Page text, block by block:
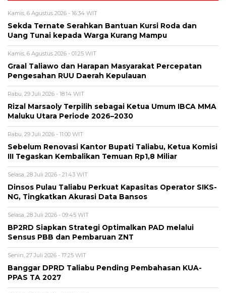
Kamis, 6 Agustus 2026 - 16:34 WIT
Sekda Ternate Serahkan Bantuan Kursi Roda dan
Uang Tunai kepada Warga Kurang Mampu
Kamis, 6 Agustus 2026 - 01:25 WIT
Graal Taliawo dan Harapan Masyarakat Percepatan
Pengesahan RUU Daerah Kepulauan
Rabu, 29 Juli 2026 - 18:14 WIT
Rizal Marsaoly Terpilih sebagai Ketua Umum IBCA MMA
Maluku Utara Periode 2026–2030
Rabu, 29 Juli 2026 - 11:00 WIT
Sebelum Renovasi Kantor Bupati Taliabu, Ketua Komisi
III Tegaskan Kembalikan Temuan Rp1,8 Miliar
Selasa, 28 Juli 2026 - 21:43 WIT
Dinsos Pulau Taliabu Perkuat Kapasitas Operator SIKS-
NG, Tingkatkan Akurasi Data Bansos
Selasa, 28 Juli 2026 - 09:45 WIT
BP2RD Siapkan Strategi Optimalkan PAD melalui
Sensus PBB dan Pembaruan ZNT
Senin, 27 Juli 2026 - 17:25 WIT
Banggar DPRD Taliabu Pending Pembahasan KUA-
PPAS TA 2027